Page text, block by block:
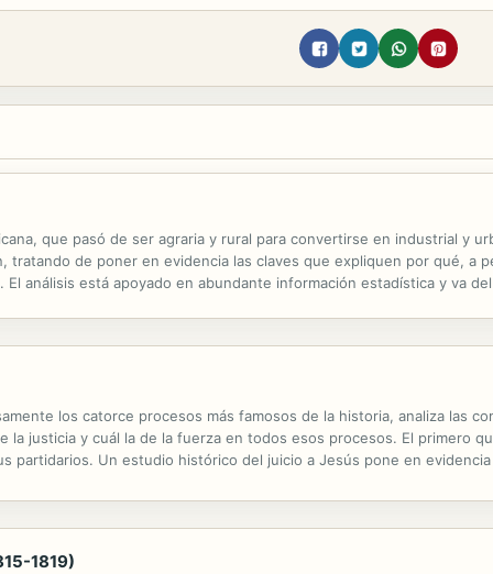
que pasó de ser agraria y rural para convertirse en industrial y
tratando de poner en evidencia las claves que expliquen por qué, a
análisis está apoyado en abundante información estadística y va
los catorce procesos más famosos de la historia, analiza las
la justicia y cuál la de la fuerza en todos esos procesos. El primero
partidarios. Un estudio histórico del juicio a Jesús pone en
1819)